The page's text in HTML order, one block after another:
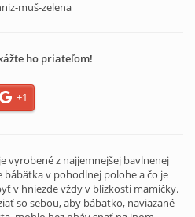
muš-zelena
ho priateľom!
+1
vyrobené z najjemnejšej bavlnenej
v pohodlnej polohe a čo je
v hniezde vždy v blízkosti mamičky.
so sebou, aby bábätko, naviazané